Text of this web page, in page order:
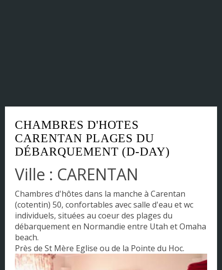
Franche Comté
Haute Normandie
Ile-de-France
Languedoc-Roussillon
Limousin
Lorraine
Midi-Pyrénées
Nord Pas de Calais
CHAMBRES D'HOTES
CARENTAN PLAGES DU
DÉBARQUEMENT (D-DAY)
Ville : CARENTAN
Chambres d'hôtes dans la manche à Carentan
(cotentin) 50, confortables avec salle d'eau et wc
individuels, situées au coeur des plages du
débarquement en Normandie entre Utah et Omaha
beach.
Près de St Mère Eglise ou de la Pointe du Hoc.